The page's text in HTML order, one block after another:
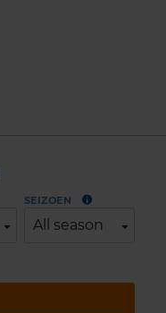
SEIZOEN
All season